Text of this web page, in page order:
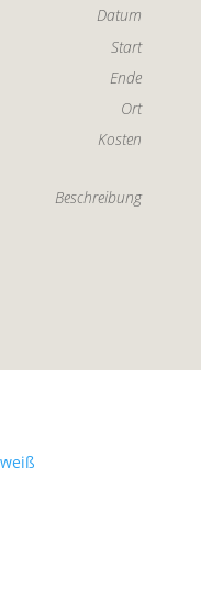
Datum
Start
Ende
Ort
Kosten
Beschreibung